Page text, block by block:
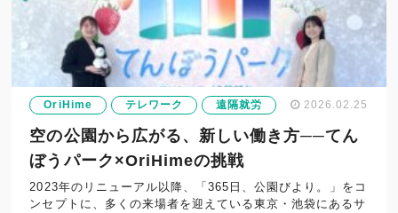
OriHime テレワーク 遠隔就労 2026.02.25
空の公園から広がる、新しい働き方──てん
ぼうパーク×OriHimeの挑戦
2023年のリニューアル以降、「365日、公園びより。」をコ
ンセプトに、多くの来場者を迎えている東京・池袋にあるサ